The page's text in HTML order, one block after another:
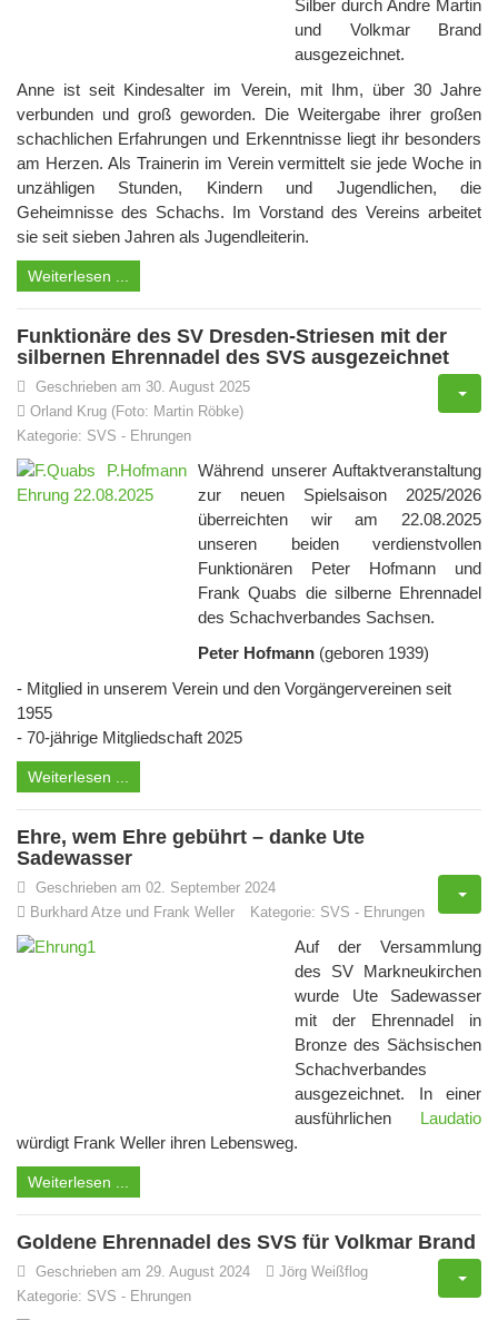
Silber durch Andre Martin
und Volkmar Brand
ausgezeichnet.
Anne ist seit Kindesalter im Verein, mit Ihm, über 30 Jahre
verbunden und groß geworden. Die Weitergabe ihrer großen
schachlichen Erfahrungen und Erkenntnisse liegt ihr besonders
am Herzen. Als Trainerin im Verein vermittelt sie jede Woche in
unzähligen Stunden, Kindern und Jugendlichen, die
Geheimnisse des Schachs. Im Vorstand des Vereins arbeitet
sie seit sieben Jahren als Jugendleiterin.
Weiterlesen ...
Funktionäre des SV Dresden-Striesen mit der
silbernen Ehrennadel des SVS ausgezeichnet
Geschrieben am 30. August 2025
Orland Krug (Foto: Martin Röbke)
Kategorie: SVS - Ehrungen
Während unserer Auftaktveranstaltung
zur neuen Spielsaison 2025/2026
überreichten wir am 22.08.2025
unseren beiden verdienstvollen
Funktionären Peter Hofmann und
Frank Quabs die silberne Ehrennadel
des Schachverbandes Sachsen.
Peter Hofmann (geboren 1939)
- Mitglied in unserem Verein und den Vorgängervereinen seit
1955
- 70-jährige Mitgliedschaft 2025
Weiterlesen ...
Ehre, wem Ehre gebührt – danke Ute
Sadewasser
Geschrieben am 02. September 2024
Burkhard Atze und Frank Weller
Kategorie: SVS - Ehrungen
Auf der Versammlung
des SV Markneukirchen
wurde Ute Sadewasser
mit der Ehrennadel in
Bronze des Sächsischen
Schachverbandes
ausgezeichnet. In einer
ausführlichen Laudatio
würdigt Frank Weller ihren Lebensweg.
Weiterlesen ...
Goldene Ehrennadel des SVS für Volkmar Brand
Geschrieben am 29. August 2024
Jörg Weißflog
Kategorie: SVS - Ehrungen